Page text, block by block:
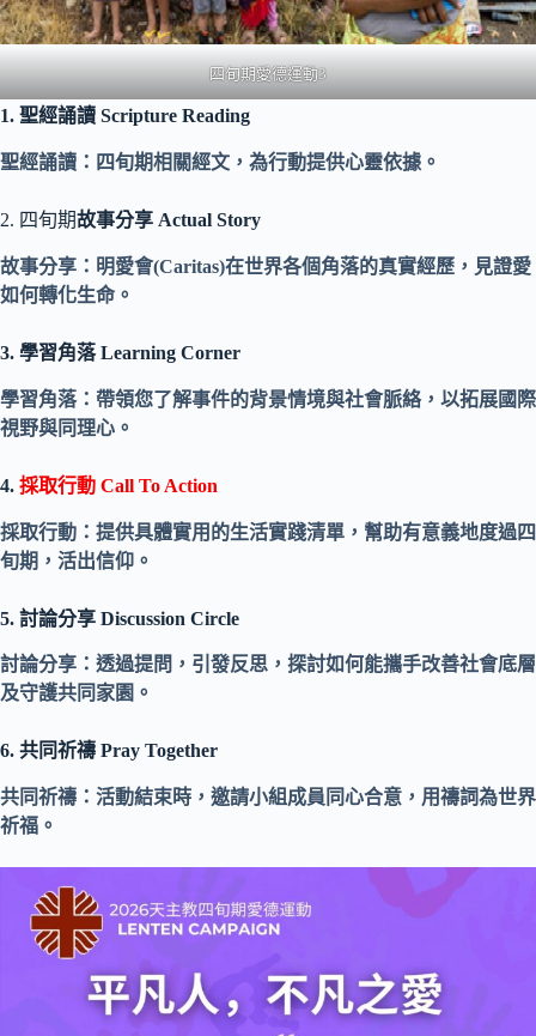
四旬期愛德運動3
1. 聖經誦讀 Scripture Reading
聖經誦讀：四旬期相關經⽂，為行動提供⼼靈依據。
2. 四旬期故事分享 Actual Story
故事分享：明愛會(Caritas)在世界各個角落的真實經歷，⾒證愛
如何轉化生命。
3. 學習角落 Learning Corner
學習角落：帶領您了解事件的背景情境與社會脈絡，以拓展國際
視野與同理心。
4. 採取行動 Call To Action
採取行動：提供具體實用的生活實踐清單，幫助有意義地度過四
旬期，活出信仰。
5. 討論分享 Discussion Circle
討論分享：透過提問，引發反思，探討如何能攜手改善社會底層
及守護共同家園。
6. 共同祈禱 Pray Together
共同祈禱：活動結束時，邀請⼩組成員同心合意，用禱詞為世界
祈福。